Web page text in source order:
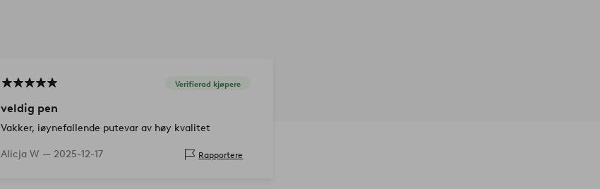
Verifierad kjøpere
veldig pen
Vakker, iøynefallende putevar av høy kvalitet
Alicja W — 2025-12-17 Rapportere